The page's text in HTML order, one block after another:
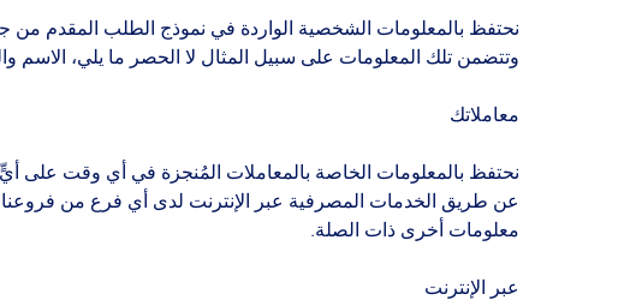
نحتفظ بالمعلومات الشخصية الواردة في نموذج الطلب المقدم من
وتتضمن تلك المعلومات على سبيل المثال لا الحصر ما يلي، الاسم
معاملاتك
نحتفظ بالمعلومات الخاصة بالمعاملات المُنجزة في أي وقت على
عن طريق الخدمات المصرفية عبر الإنترنت لدى أي فرع من فروعنا
معلومات أخرى ذات الصلة.
عبر الإنترنت